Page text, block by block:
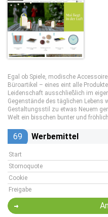
Egal ob Spiele, modische
Büroartikel – eines eint alle
Leidenschaft ausschließlich im
Gegenstände des täglichen Lebens
Gestaltungsstil zu etwas Neuem
Welt ein bisschen bunter und
69 Werbemittel
Start
Stornoquote
Cookie
Freigabe